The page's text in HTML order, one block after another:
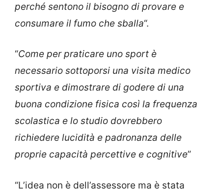
perché sentono il bisogno di provare e
consumare il fumo che sballa“.
“Come per praticare uno sport è
necessario sottoporsi una visita medico
sportiva e dimostrare di godere di una
buona condizione fisica così la frequenza
scolastica e lo studio dovrebbero
richiedere lucidità e padronanza delle
proprie capacità percettive e cognitive”
“L’idea non è dell’assessore ma è stata